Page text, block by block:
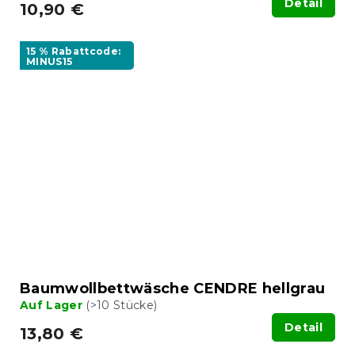
10,90 € Detail
15 % Rabattcode:
MINUS15
Baumwollbettwäsche CENDRE hellgrau
Auf Lager (>10 Stücke)
13,80 € Detail